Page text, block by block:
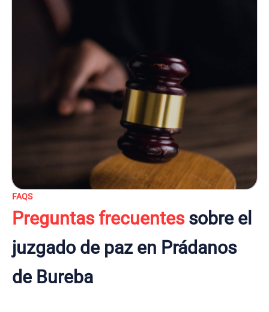
FAQS
Preguntas frecuentessobre el
juzgado de paz en Prádanos
de Bureba